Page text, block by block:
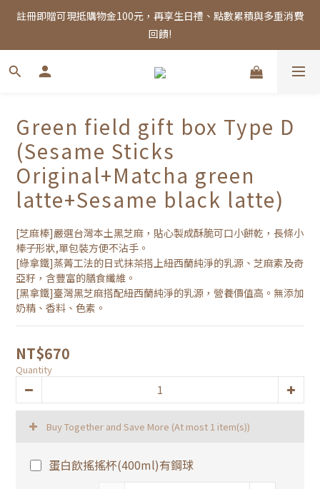
註冊即贈可現抵購物金100元，再享生日禮、點數累積與多重消費
回饋!
註冊即贈可現抵購物金100元，再享生日禮、點數累積與多重消費
回饋!
Free shipping on orders over NT$1,000
註冊即贈可現抵購物金100元，再享生日禮、點數累積與多重消費
回饋!
Green field gift box Type D
(Sesame Sticks
Original+Matcha green
latte+Sesame black latte)
[芝麻棒]嚴選台灣本土黑芝麻，貼心製成酥脆可口小餅乾，長條小
棒子形狀,單包裝方便不沾手。
[綠拿鐵]蒸菁工法的日式抹茶搭上紐西蘭純淨的乳源、芝麻素及奇
亞籽，含豐富的膳食纖維。
[黑拿鐵]臺灣黑芝麻搭配紐西蘭純淨的乳源，營養價值高。無添加
奶精、香料、色素。
NT$670
Quantity
Buy Together and Save More (At most 1 item(s))
蛋白飲搖搖杯(400ml)有鋼球